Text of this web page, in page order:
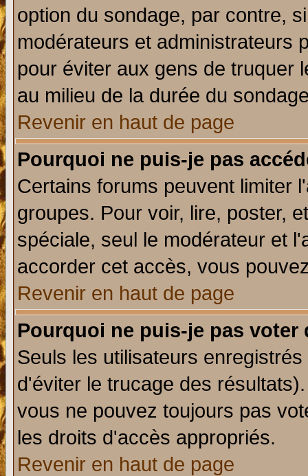
option du sondage, par contre,
modérateurs et administrateurs
pour éviter aux gens de truquer
au milieu de la durée du
Revenir en haut de page
Pourquoi ne puis-je pas
Certains forums peuvent limiter
groupes. Pour voir, lire, poster,
spéciale, seul le modérateur et
accorder cet accès, vous
Revenir en haut de page
Pourquoi ne puis-je pas voter
Seuls les utilisateurs
d'éviter le trucage des
vous ne pouvez toujours pas
les droits d'accès appropriés.
Revenir en haut de page